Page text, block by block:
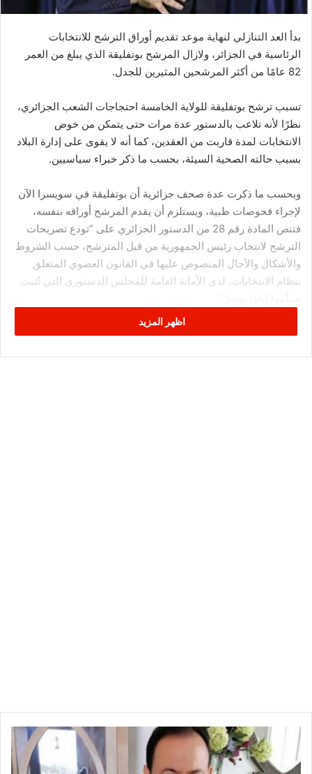
بدأ العد التنازلي لنهاية موعد تقديم أوراق الترشح للانتخابات
الرئاسية في الجزائر، ولازال المرشح بوتفليقة الذي يبلغ من العمر
82 عامًا من أكثر المرشحين المثيرين للجدل.
تسبب ترشح بوتفليقة للولاية الخامسة احتجاجات الشعب الجزائري،
نظرًا لأنه تلاعب بالدستور عدة مرات حتى يتمكن من خوض
الانتخابات لمدة قاربت من العقدين، كما أنه لا يقوى على إدارة البلاد
بسبب حالته الصحية السيئة، بحسب ما ذكر خبراء سياسيين.
وبحسب ما ذكرت عدة صحف جزائرية أن بوتفليقة في سويسرا الآن
لإجراء فحوصات طبية، ويستلزم أن يقدم المرشح أوراقه بنفسه،
فتنص المادة رقم 28 من الدستور الجزائري على “تودع تصريحات
الترشح لانتخاب رئيس الجمهورية من قبل المترشح، حسب الشروط
والأشكال والآجال المنصوص عليها في القانون العضوي المتعلق
بنظام الانتخابات، لدى الأمانة العامة للمجلس الدستوري التي تُثبت
يذكر أن بوتفليقة في سويسرا الآن ولم تعلن مصادر رسمية موعد
اظهر المزيد
ه
ذ
ا